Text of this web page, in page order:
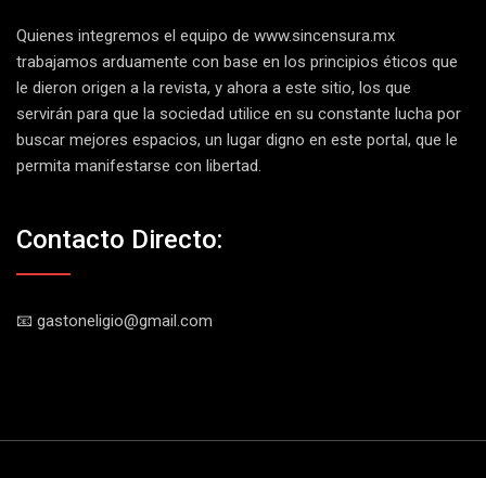
Quienes integremos el equipo de www.sincensura.mx
trabajamos arduamente con base en los principios éticos que
le dieron origen a la revista, y ahora a este sitio, los que
servirán para que la sociedad utilice en su constante lucha por
buscar mejores espacios, un lugar digno en este portal, que le
permita manifestarse con libertad.
Contacto Directo:
📧 gastoneligio@gmail.com